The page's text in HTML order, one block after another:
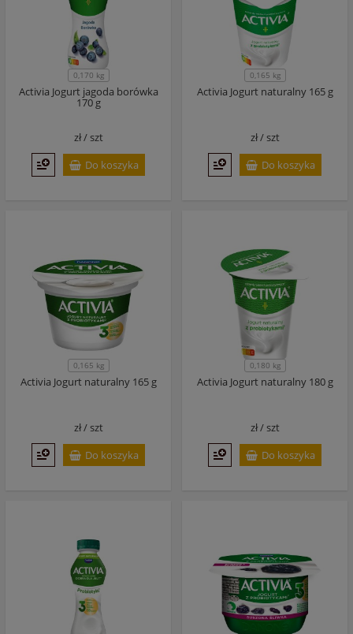
0,170 kg
Activia Jogurt jagoda borówka
170 g
zł /szt
Do koszyka
0,165 kg
Activia Jogurt naturalny 165 g
zł /szt
Do koszyka
0,165 kg
Activia Jogurt naturalny 165 g
zł /szt
Do koszyka
0,180 kg
Activia Jogurt naturalny 180 g
zł /szt
Do koszyka